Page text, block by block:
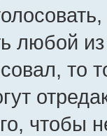
любой
то
чтобы